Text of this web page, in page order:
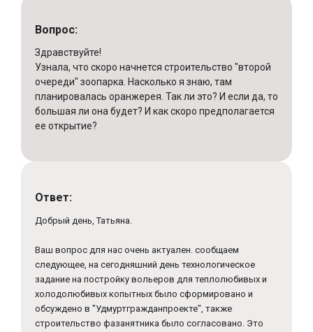
Вопрос:
Здравствуйте!
Узнала, что скоро начнется строительство "второй
очереди" зоопарка. Насколько я знаю, там
планировалась оранжерея. Так ли это? И если да, то
большая ли она будет? И как скоро предполагается
ее открытие?
Ответ:
Добрый день, Татьяна.
Ваш вопрос для нас очень актуален. сообщаем
следующее, на сегодняшний день технологическое
задание на постройку вольеров для теплолюбивых и
холодолюбивых копытных было сформировано и
обсуждено в "Удмуртгражданпроекте", также
строительство фазанятника было согласовано. Это